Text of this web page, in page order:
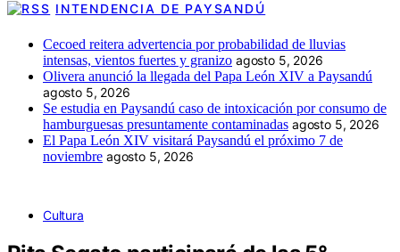
INTENDENCIA DE PAYSANDÚ
Cecoed reitera advertencia por probabilidad de lluvias
intensas, vientos fuertes y granizo agosto 5, 2026
Olivera anunció la llegada del Papa León XIV a Paysandú
agosto 5, 2026
Se estudia en Paysandú caso de intoxicación por consumo de
hamburguesas presuntamente contaminadas agosto 5, 2026
El Papa León XIV visitará Paysandú el próximo 7 de
noviembre agosto 5, 2026
Cultura